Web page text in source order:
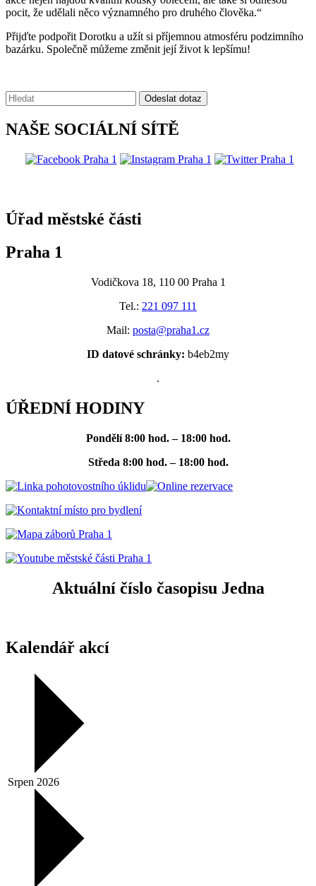
pocit, že udělali něco významného pro druhého člověka.“
Přijďte podpořit Dorotku a užít si příjemnou atmosféru podzimního
bazárku. Společně můžeme změnit její život k lepšímu!
Vyhledávání: Odeslat dotaz
NAŠE SOCIÁLNÍ SÍTĚ
Úřad městské části
Praha 1
Vodičkova 18, 110 00 Praha 1
Tel.: 221 097 111
Mail: posta@praha1.cz
ID datové schránky: b4eb2my
.
ÚŘEDNÍ HODINY
Pondělí 8:00 hod. – 18:00 hod.
Středa 8:00 hod. – 18:00 hod.
Aktuální číslo časopisu Jedna
Kalendář akcí
Srpen 2026